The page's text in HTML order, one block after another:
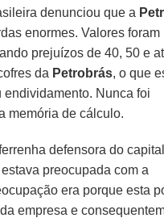
denunciou que a
enormes. Valores foram
prejuízos de 40, 50 e
da Petrobrás, o que
endividamento. Nunca foi
memória de cálculo.
defensora do capital
preocupada com a
era porque esta
empresa e